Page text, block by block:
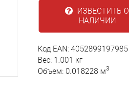
ИЗВЕСТИТЬ О
НАЛИЧИИ
Код EAN: 4052899197985
Вес: 1.001 кг
Объем: 0.018228 м3